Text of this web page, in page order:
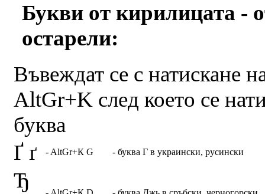
Букви от кирилицата -
остарели:
Въвеждат се с натискане
AltGr+K след което се
буква
Ґ ґ
- AltGr+К G - буква Г в украински, русински
Ђ